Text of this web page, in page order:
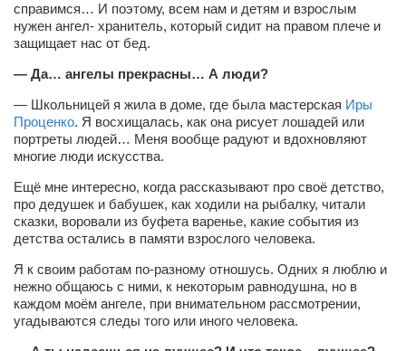
справимся… И поэтому, всем нам и детям и взрослым
нужен ангел- хранитель, который сидит на правом плече и
защищает нас от бед.
— Да… ангелы прекрасны… А люди?
— Школьницей я жила в доме, где была мастерская Иры
Проценко. Я восхищалась, как она рисует лошадей или
портреты людей… Меня вообще радуют и вдохновляют
многие люди искусства.
Ещё мне интересно, когда рассказывают про своё детство,
про дедушек и бабушек, как ходили на рыбалку, читали
сказки, воровали из буфета варенье, какие события из
детства остались в памяти взрослого человека.
Я к своим работам по-разному отношусь. Одних я люблю и
нежно общаюсь с ними, к некоторым равнодушна, но в
каждом моём ангеле, при внимательном рассмотрении,
угадываются следы того или иного человека.